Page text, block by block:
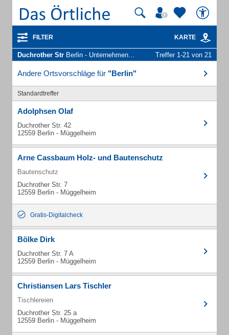
FILTER KARTE
Duchrother Str Berlin - Unternehmen und Personen Treffer 1-21 von 21
Andere Ortsvorschläge für "Berlin"
Standardtreffer
Adolphsen Olaf
Duchrother Str. 42
12559 Berlin - Müggelheim
Arne Cassbaum Holz- und Bautenschutz
Bautenschutz
Duchrother Str. 7
12559 Berlin - Müggelheim
Gratis-Digitalcheck
Bölke Dirk
Duchrother Str. 7 A
12559 Berlin - Müggelheim
Christiansen Lars Tischler
Tischlereien
Duchrother Str. 25 a
12559 Berlin - Müggelheim